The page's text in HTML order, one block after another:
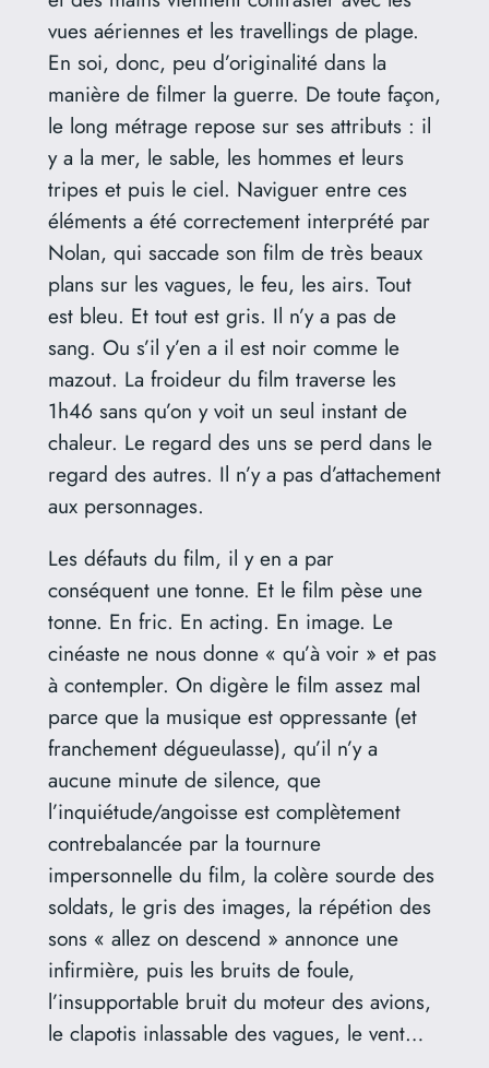
vues aériennes et les travellings de plage.
En soi, donc, peu d’originalité dans la
manière de filmer la guerre. De toute façon,
le long métrage repose sur ses attributs : il
y a la mer, le sable, les hommes et leurs
tripes et puis le ciel. Naviguer entre ces
éléments a été correctement interprété par
Nolan, qui saccade son film de très beaux
plans sur les vagues, le feu, les airs. Tout
est bleu. Et tout est gris. Il n’y a pas de
sang. Ou s’il y’en a il est noir comme le
mazout. La froideur du film traverse les
1h46 sans qu’on y voit un seul instant de
chaleur. Le regard des uns se perd dans le
regard des autres. Il n’y a pas d’attachement
aux personnages.
Les défauts du film, il y en a par
conséquent une tonne. Et le film pèse une
tonne. En fric. En acting. En image. Le
cinéaste ne nous donne « qu’à voir » et pas
à contempler. On digère le film assez mal
parce que la musique est oppressante (et
franchement dégueulasse), qu’il n’y a
aucune minute de silence, que
l’inquiétude/angoisse est complètement
contrebalancée par la tournure
impersonnelle du film, la colère sourde des
soldats, le gris des images, la répétion des
sons « allez on descend » annonce une
infirmière, puis les bruits de foule,
l’insupportable bruit du moteur des avions,
le clapotis inlassable des vagues, le vent…